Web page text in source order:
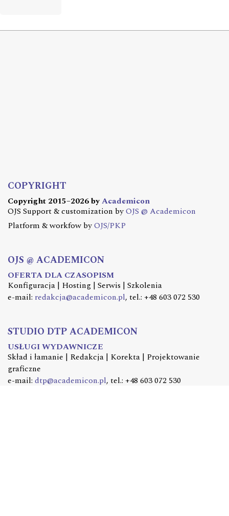
COPYRIGHT
Copyright 2015–2026 byAcademicon
OJS Support & customization byOJS @ Academicon
Platform & workfow byOJS/PKP
OJS @ ACADEMICON
OFERTA DLA CZASOPISM
Konfiguracja | Hosting | Serwis | Szkolenia
e-mail: redakcja@academicon.pl, tel.: +48 603 072 530
STUDIO DTP ACADEMICON
USŁUGI WYDAWNICZE
Skład i łamanie | Redakcja | Korekta | Projektowanie
graficzne
e-mail: dtp@academicon.pl, tel.: +48 603 072 530